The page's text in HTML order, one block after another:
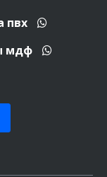
пвх
мдф